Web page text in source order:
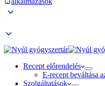
Recept előrendelés
E-recept beváltása
Szolgáltatások